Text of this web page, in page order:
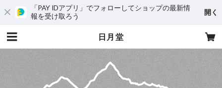
「PAY IDアプリ」でフォローしてショップの最新情
報を受け取ろう
開く
日月堂